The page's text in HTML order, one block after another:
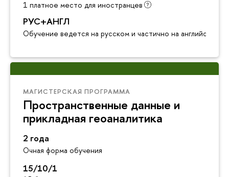
1 платное место для иностранцев
РУС+АНГЛ
Обучение ведется на русском и частично на английском
МАГИСТЕРСКАЯ ПРОГРАММА
Пространственные данные и
прикладная геоаналитика
2 года
Очная форма обучения
15/10/1